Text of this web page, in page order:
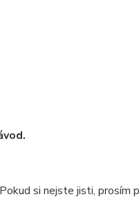
si nejste jisti, prosím